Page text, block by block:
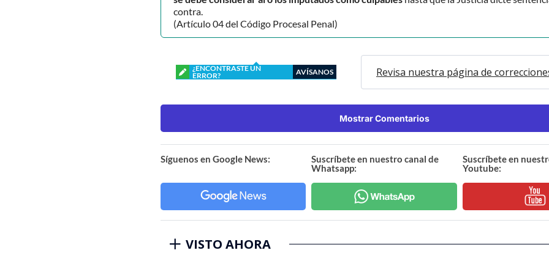
contra.
(Artículo 04 del Código Procesal Penal)
¿ENCONTRASTE UN
ERROR?
AVÍSANOS Revisa nuestra página de
Mostrar Comentarios
Síguenos en Google News:
Suscríbete en nuestro canal de
Whatsapp:
Suscríbete en
Youtube:
VISTO AHORA